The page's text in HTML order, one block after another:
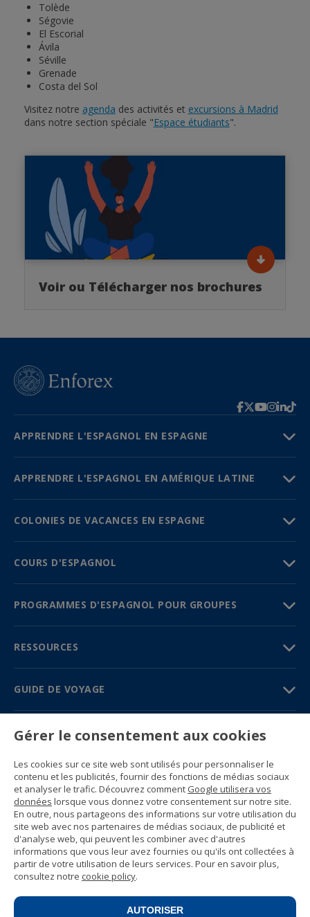
Tolède
Ségovie
El Escorial
Ávila
Séville
Grenade
Costa del Sol
Visitez notre agenda des activités et excursions à Madrid
dans notre section spéciale "Espace étudiants".
Voir ou Télécharger nos brochures
APPRENDRE L'ESPAGNOL EN ESPAGNE
APPRENDRE L'ESPAGNOL EN AMÉRIQUE LATINE
COLONIES DE VACANCES EN ESPAGNE
COURS D'ESPAGNOL
PROGRAMMES D'ESPAGNOL POUR GROUPES
RESSOURCES
GUIDE DE VOYAGE
PARTENAIRES
Contactez-nous
Prix et brochures
(+34) 91 594 37 76
Gustavo Fernández Balbuena, 11
28002 Madrid, Spain
Sitemap
Conditions générales
Politique de confidentialité
Politique de cookies d’Enforex
(CIF B-79946729) Tous droits réservés.
Gérer le consentement aux cookies
Les cookies sur ce site web sont utilisés pour personnaliser le
contenu et les publicités, fournir des fonctions de médias sociaux
et analyser le trafic. Découvrez comment Google utilisera vos
données lorsque vous donnez votre consentement sur notre site.
En outre, nous partageons des informations sur votre utilisation du
site web avec nos partenaires de médias sociaux, de publicité et
d'analyse web, qui peuvent les combiner avec d'autres
informations que vous leur avez fournies ou qu'ils ont collectées à
partir de votre utilisation de leurs services. Pour en savoir plus,
consultez notre cookie policy.
AUTORISER